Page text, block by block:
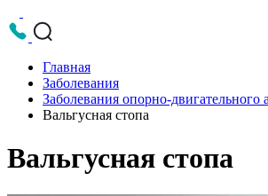
Главная
Заболевания
Заболевания опорно-двигательного
Вальгусная стопа
Вальгусная стопа